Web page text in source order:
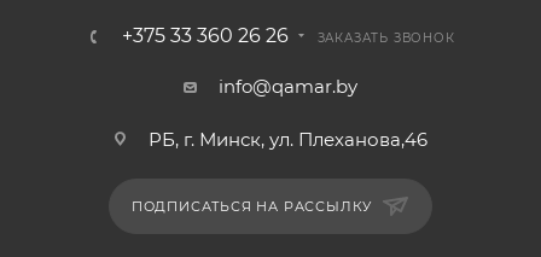
+375 33 360 26 26 ЗАКАЗАТЬ ЗВОНОК
info@qamar.by
РБ, г. Минск, ул. Плеханова,46
ПОДПИСАТЬСЯ НА РАССЫЛКУ